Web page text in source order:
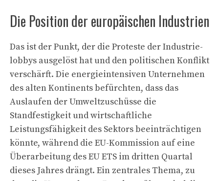
Die Position der europäischen Industrien
Das ist der Punkt, der die Proteste der Industrie­
lobbys ausgelöst hat und den politischen Konflikt
verschärft. Die energieintensiven Unternehmen
des alten Kontinents befürchten, dass das
Auslaufen der Umweltzuschüsse die
Standfestigkeit und wirtschaftliche
Leistungsfähigkeit des Sektors beeinträchtigen
könnte, während die EU-Kommission auf eine
Überarbeitung des EU ETS im dritten Quartal
dieses Jahres drängt. Ein zentrales Thema, zu